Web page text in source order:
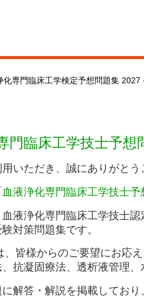
埋め）問題集
診断テスト
士予想問題集
士予想問題集
問題集
問題集
化専門臨床工学検定予想問題集 2027
門臨床工学技士予想
いただき、誠にありがとう
血液浄化専門臨床工学技士
液浄化専門臨床工学技士認
対策問題集です。
、皆様からのご要望にお応え
抗凝固療法、透析液管理
解答・解説を掲載 してお